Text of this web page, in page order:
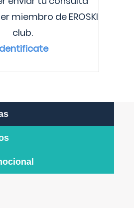
miembro de EROSKI
club.